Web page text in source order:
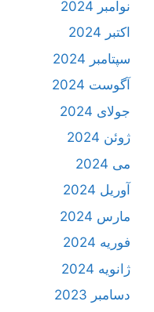
نوامبر 2024
اکتبر 2024
سپتامبر 2024
آگوست 2024
جولای 2024
ژوئن 2024
می 2024
آوریل 2024
مارس 2024
فوریه 2024
ژانویه 2024
دسامبر 2023